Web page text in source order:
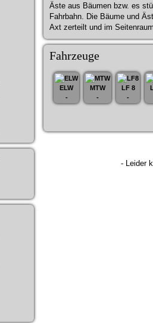
Äste aus Bäumen bzw. es
Fahrbahn. Die Bäume und
Axt zerteilt und im
Fahrzeuge
ELW
-
MTW
-
LF 8
-
- Leider